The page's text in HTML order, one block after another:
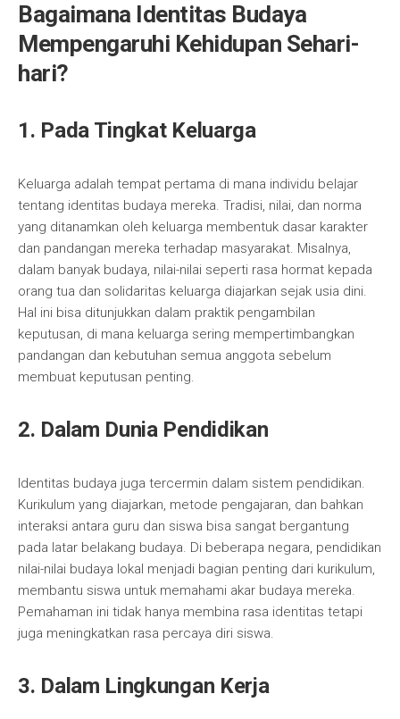
Bagaimana Identitas Budaya
Mempengaruhi Kehidupan Sehari-
hari?
1. Pada Tingkat Keluarga
Keluarga adalah tempat pertama di mana individu belajar
tentang identitas budaya mereka. Tradisi, nilai, dan norma
yang ditanamkan oleh keluarga membentuk dasar karakter
dan pandangan mereka terhadap masyarakat. Misalnya,
dalam banyak budaya, nilai-nilai seperti rasa hormat kepada
orang tua dan solidaritas keluarga diajarkan sejak usia dini.
Hal ini bisa ditunjukkan dalam praktik pengambilan
keputusan, di mana keluarga sering mempertimbangkan
pandangan dan kebutuhan semua anggota sebelum
membuat keputusan penting.
2. Dalam Dunia Pendidikan
Identitas budaya juga tercermin dalam sistem pendidikan.
Kurikulum yang diajarkan, metode pengajaran, dan bahkan
interaksi antara guru dan siswa bisa sangat bergantung
pada latar belakang budaya. Di beberapa negara, pendidikan
nilai-nilai budaya lokal menjadi bagian penting dari kurikulum,
membantu siswa untuk memahami akar budaya mereka.
Pemahaman ini tidak hanya membina rasa identitas tetapi
juga meningkatkan rasa percaya diri siswa.
3. Dalam Lingkungan Kerja